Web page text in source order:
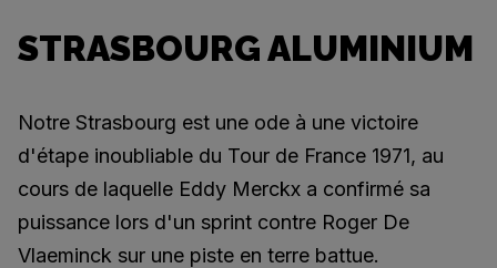
STRASBOURG ALUMINIUM
Notre Strasbourg est une ode à une victoire
d'étape inoubliable du Tour de France 1971, au
cours de laquelle Eddy Merckx a confirmé sa
puissance lors d'un sprint contre Roger De
Vlaeminck sur une piste en terre battue.